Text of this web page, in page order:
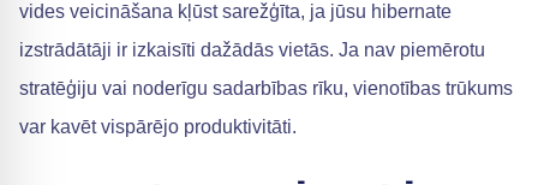
vides veicināšana kļūst sarežģīta, ja jūsu hibernate
izstrādātāji ir izkaisīti dažādās vietās. Ja nav piemērotu
stratēģiju vai noderīgu sadarbības rīku, vienotības trūkums
var kavēt vispārējo produktivitāti.